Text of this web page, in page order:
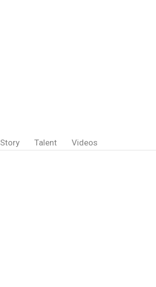
Story Talent Videos